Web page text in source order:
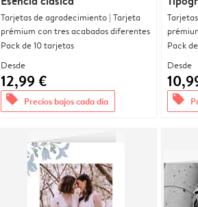
Tarjetas de agradecimiento | Tarjeta
prémium con tres acabados diferentes
Pack de 10 tarjetas
Desde
12,99 €
offers Precios bajos cada día
Pack
Desde
offers